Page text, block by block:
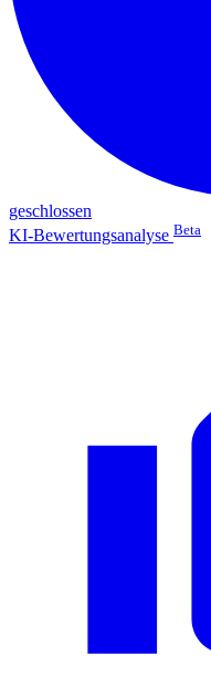
geschlossen
KI-Bewertungsanalyse Beta